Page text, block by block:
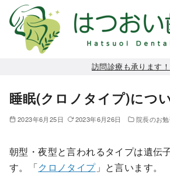
訪問診療も承ります！
睡眠(クロノタイプ)につ
2023年6月25日 2023年6月26日 院長のお
朝型・夜型と言われるタイプは遺伝
す。「クロノタイプ」と言います。